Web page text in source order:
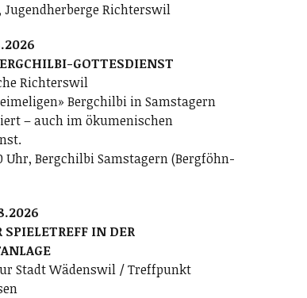
Jugendherberge Richterswil
GOTTESDIENST
Richterswil
Bergchilbi in Samstagern
– auch im ökumenischen
Uhr, Bergchilbi Samstagern (Bergföhn-
SPIELETREFF IN DER
Stadt Wädenswil / Treffpunkt